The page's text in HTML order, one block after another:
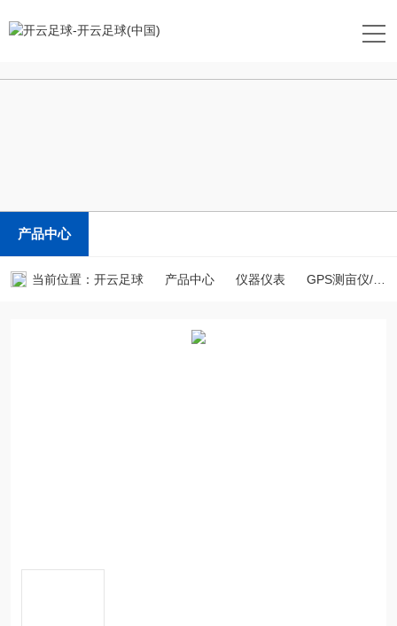
产品中心
当前位置： 开云足球 产品中心 仪器仪表 GPS测亩仪/土地面积测量仪